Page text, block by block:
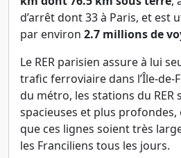
d’arrêt dont 33 à Paris, et est
par environ 2.7 millions de
Le RER parisien assure à lui
trafic ferroviaire dans l’Île-de-
du métro, les stations du RER
spacieuses et plus
que ces lignes soient très
les Franciliens tous les jours.